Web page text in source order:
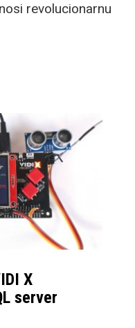
revolucionarnu
X
server